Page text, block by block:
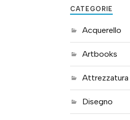
CATEGORIE
Acquerello
Artbooks
Attrezzatura
Disegno